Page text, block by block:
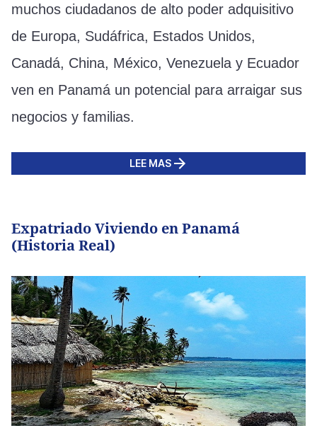
muchos ciudadanos de alto poder adquisitivo
de Europa, Sudáfrica, Estados Unidos,
Canadá, China, México, Venezuela y Ecuador
ven en Panamá un potencial para arraigar sus
negocios y familias.
LEE MAS
Expatriado Viviendo en Panamá
(Historia Real)